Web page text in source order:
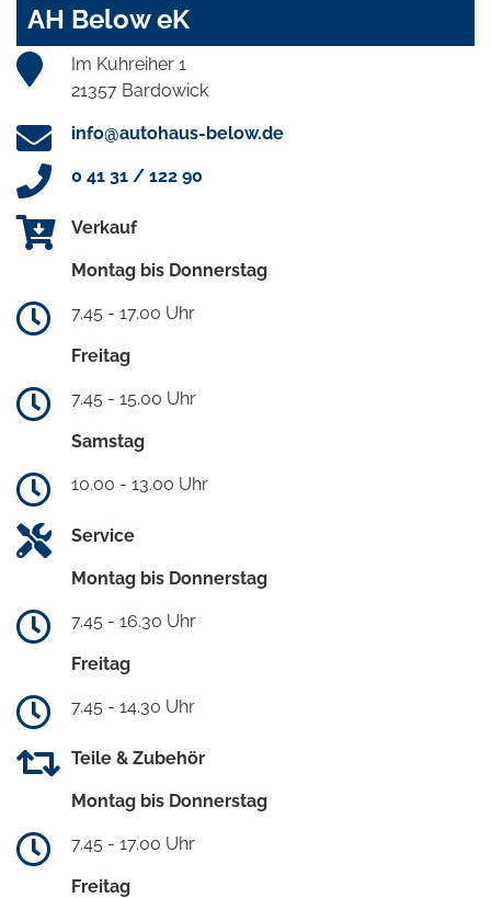
AH Below eK
Im Kuhreiher 1
21357 Bardowick
info@autohaus-below.de
0 41 31 / 122 90
Verkauf
Montag bis Donnerstag
7.45 - 17.00 Uhr
Freitag
7.45 - 15.00 Uhr
Samstag
10.00 - 13.00 Uhr
Service
Montag bis Donnerstag
7.45 - 16.30 Uhr
Freitag
7.45 - 14.30 Uhr
Teile & Zubehör
Montag bis Donnerstag
7.45 - 17.00 Uhr
Freitag